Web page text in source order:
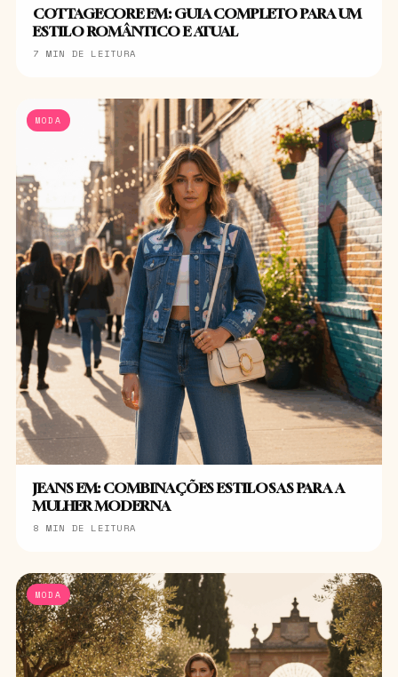
COTTAGECORE EM: GUIA COMPLETO PARA UM
ESTILO ROMÂNTICO E ATUAL
7 MIN DE LEITURA
MODA
JEANS EM: COMBINAÇÕES ESTILOSAS PARA A
MULHER MODERNA
8 MIN DE LEITURA
MODA